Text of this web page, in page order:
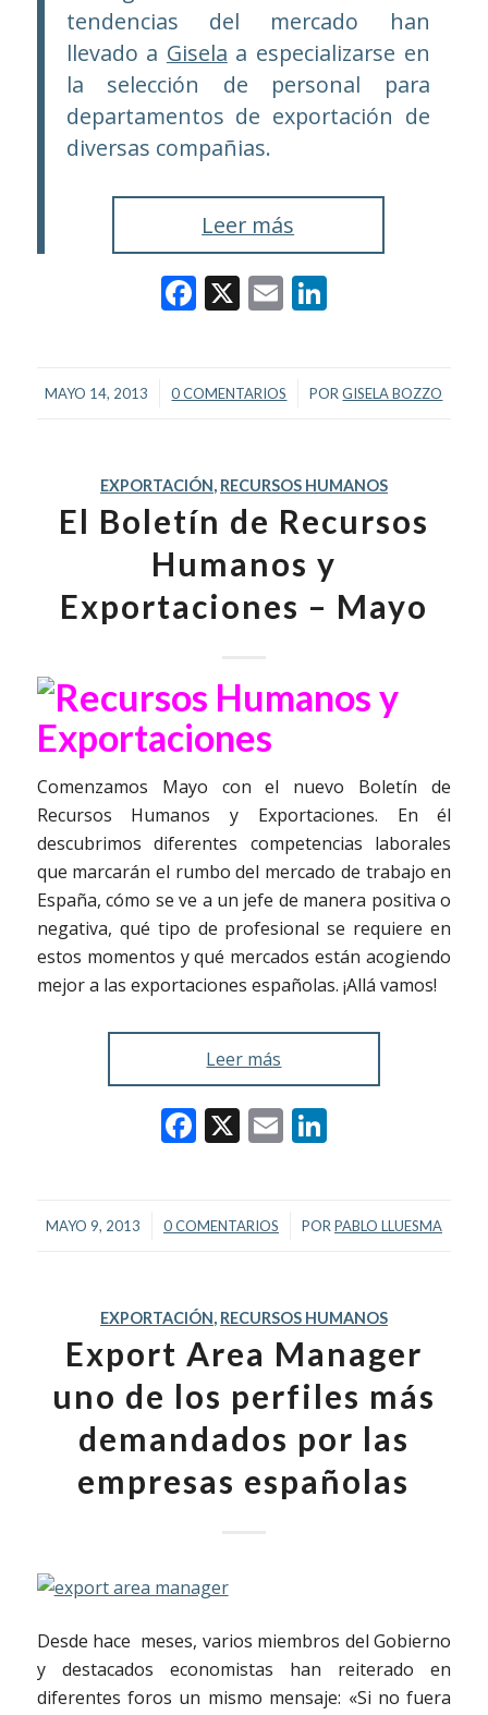
tendencias del mercado han
llevado a Gisela a especializarse en
la selección de personal para
departamentos de exportación de
diversas compañias.
Leer más
Facebook
X EmailLinkedIn
MAYO 14, 2013
/ 0 COMENTARIOS
/ PORGISELA BOZZO
EXPORTACIÓN, RECURSOS HUMANOS
El Boletín de Recursos
Humanos y
Exportaciones – Mayo
Comenzamos Mayo con el nuevo Boletín de
Recursos Humanos y Exportaciones. En él
descubrimos diferentes competencias laborales
que marcarán el rumbo del mercado de trabajo en
España, cómo se ve a un jefe de manera positiva o
negativa, qué tipo de profesional se requiere en
estos momentos y qué mercados están acogiendo
mejor a las exportaciones españolas. ¡Allá vamos!
Leer más
Facebook
X EmailLinkedIn
MAYO 9, 2013
/ 0 COMENTARIOS
/ POR PABLO LLUESMA
EXPORTACIÓN, RECURSOS HUMANOS
Export Area Manager
uno de los perfiles más
demandados por las
empresas españolas
Desde hace meses, varios miembros del Gobierno
y destacados economistas han reiterado en
diferentes foros un mismo mensaje: «Si no fuera